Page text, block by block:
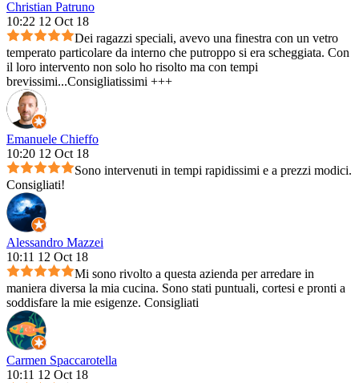
Christian Patruno
10:22 12 Oct 18
Dei ragazzi speciali, avevo una finestra con un vetro
temperato particolare da interno che putroppo si era scheggiata. Con
il loro intervento non solo ho risolto ma con tempi
brevissimi...Consigliatissimi +++
Emanuele Chieffo
10:20 12 Oct 18
Sono intervenuti in tempi rapidissimi e a prezzi modici.
Consigliati!
Alessandro Mazzei
10:11 12 Oct 18
Mi sono rivolto a questa azienda per arredare in
maniera diversa la mia cucina. Sono stati puntuali, cortesi e pronti a
soddisfare la mie esigenze. Consigliati
Carmen Spaccarotella
10:11 12 Oct 18